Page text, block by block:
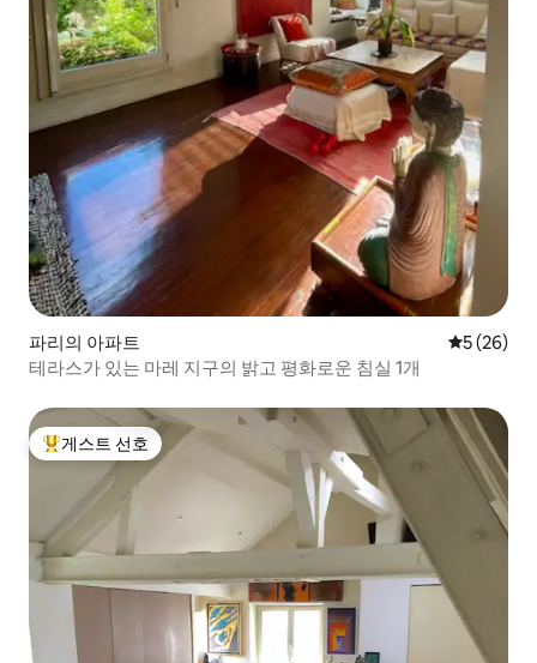
파리의 아파트 평점 5점(5
5 (26)
테라스가 있는 마레 지구의 밝고 평화로운 침실 1개
상위 게스트 선호
게스트 선호